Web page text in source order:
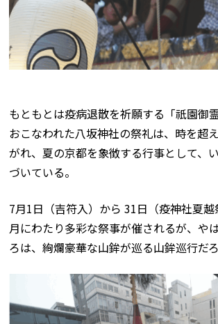
もともとは疫病退散を祈願する「祇園御
おこなわれた八坂神社の祭礼は、時を超
がれ、夏の京都を象徴する行事として、
づいている。
7月1日（吉符入）から 31日（疫神社夏越
月にわたり多彩な祭事が催されるが、や
ろは、絢爛豪華な山鉾が巡る山鉾巡行だろ